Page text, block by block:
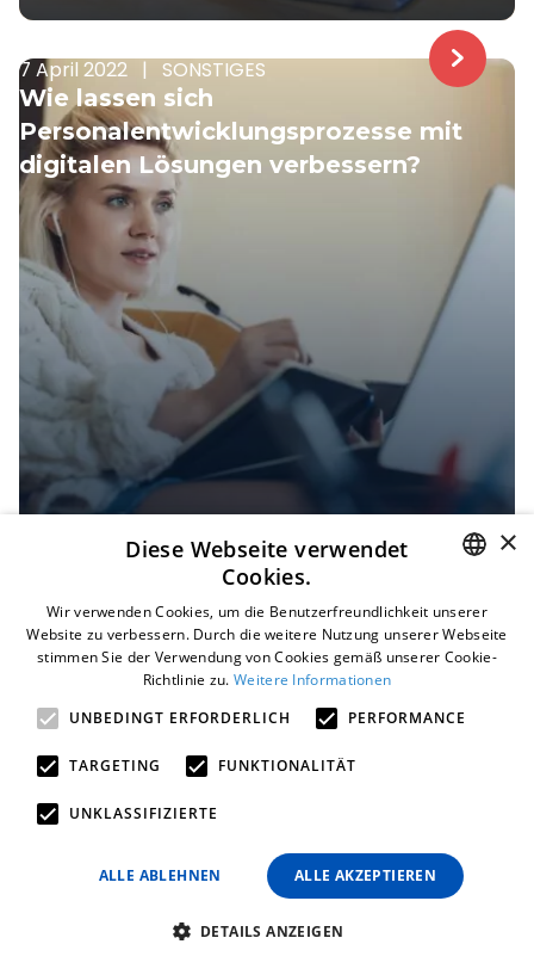
7 April 2022 | SONSTIGES
Wie lassen sich
Personalentwicklungsprozesse mit
digitalen Lösungen verbessern?
18 May 2022 | SONSTIGES
4 Schritte, um neue Mitarbeiter mit
Hilfe eines LMS einzuarbeiten
mit Niederlassungen in Großbritannien, Polen und
Norwegen, das seit 2017 auf dem LMS-Markt tätig ist.
Unser Team, das seitdem viel Erfahrung und
ENGLISH
POLISH
×
Diese Webseite verwendet
Cookies.
Wir verwenden Cookies, um die Benutzerfreundlichkeit unserer
Website zu verbessern. Durch die weitere Nutzung unserer Webseite
stimmen Sie der Verwendung von Cookies gemäß unserer Cookie-
Richtlinie zu. Weitere Informationen
UNBEDINGT ERFORDERLICH
PERFORMANCE
TARGETING FUNKTIONALITÄT
UNKLASSIFIZIERTE
ALLE AKZEPTIEREN
ALLE ABLEHNEN
DETAILS ANZEIGEN